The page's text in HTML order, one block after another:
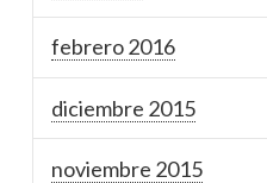
febrero 2016
diciembre 2015
noviembre 2015